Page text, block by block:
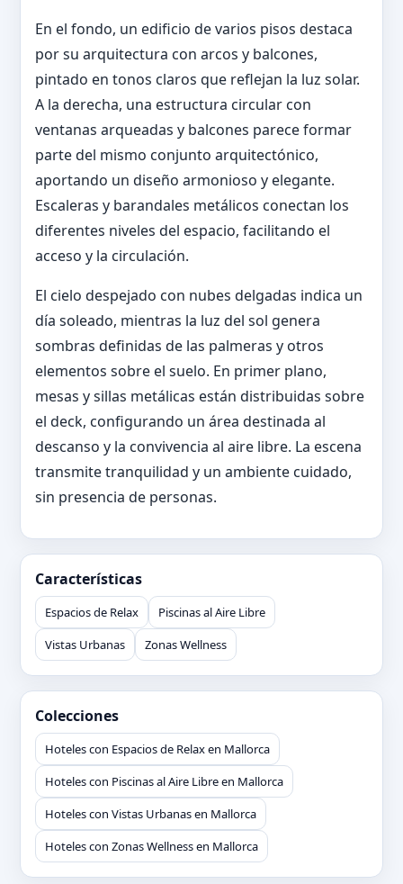
En el fondo, un edificio de varios pisos destaca
por su arquitectura con arcos y balcones,
pintado en tonos claros que reflejan la luz solar.
A la derecha, una estructura circular con
ventanas arqueadas y balcones parece formar
parte del mismo conjunto arquitectónico,
aportando un diseño armonioso y elegante.
Escaleras y barandales metálicos conectan los
diferentes niveles del espacio, facilitando el
acceso y la circulación.
El cielo despejado con nubes delgadas indica un
día soleado, mientras la luz del sol genera
sombras definidas de las palmeras y otros
elementos sobre el suelo. En primer plano,
mesas y sillas metálicas están distribuidas sobre
el deck, configurando un área destinada al
descanso y la convivencia al aire libre. La escena
transmite tranquilidad y un ambiente cuidado,
sin presencia de personas.
Características
Espacios de Relax
Piscinas al Aire Libre
Vistas Urbanas
Zonas Wellness
Colecciones
Hoteles con Espacios de Relax en Mallorca
Hoteles con Piscinas al Aire Libre en Mallorca
Hoteles con Vistas Urbanas en Mallorca
Hoteles con Zonas Wellness en Mallorca